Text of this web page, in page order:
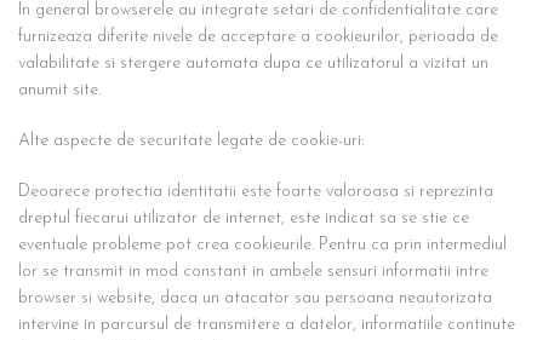
In general browserele au integrate setari de confidentialitate care
furnizeaza diferite nivele de acceptare a cookieurilor, perioada de
valabilitate si stergere automata dupa ce utilizatorul a vizitat un
anumit site.
Alte aspecte de securitate legate de cookie-uri:
Deoarece protectia identitatii este foarte valoroasa si reprezinta
dreptul fiecarui utilizator de internet, este indicat sa se stie ce
eventuale probleme pot crea cookieurile. Pentru ca prin intermediul
lor se transmit in mod constant in ambele sensuri informatii intre
browser si website, daca un atacator sau persoana neautorizata
intervine in parcursul de transmitere a datelor, informatiile continute